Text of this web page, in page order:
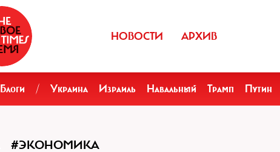
НОВОСТИ АРХИВ
Блоги / Украина Израиль Навальный Трамп Путин
#ЭКОНОМИКА